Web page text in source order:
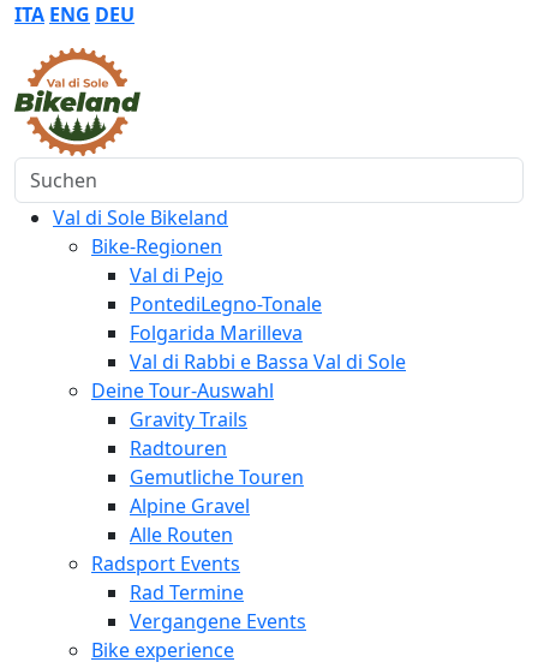
ITA ENG DEU
Suchen
Val di Sole Bikeland
Bike-Regionen
Val di Pejo
PontediLegno-Tonale
Folgarida Marilleva
Val di Rabbi e Bassa Val di Sole
Deine Tour-Auswahl
Gravity Trails
Radtouren
Gemutliche Touren
Alpine Gravel
Alle Routen
Radsport Events
Rad Termine
Vergangene Events
Bike experience